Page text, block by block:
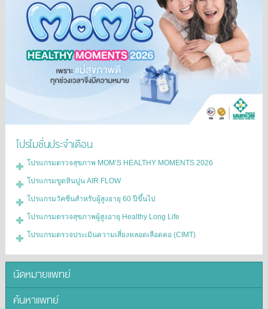
โปรโมชั่นประจำเดือน
โปรแกรมตรวจสุขภาพ MOM’S HEALTHY MOMENTS 2026
โปรแกรมขูดหินปูน AIR FLOW
โปรแกรมวัคซีนสำหรับผู้สูงอายุ 60 ปีขึ้นไป
โปรแกรมตรวจสุขภาพผู้สูงอายุ Healthy Long Life
โปรแกรมตรวจประเมินความเสี่ยงหลอดเลือดคอ (CIMT)
นัดหมายแพทย์
ค้นหาแพทย์